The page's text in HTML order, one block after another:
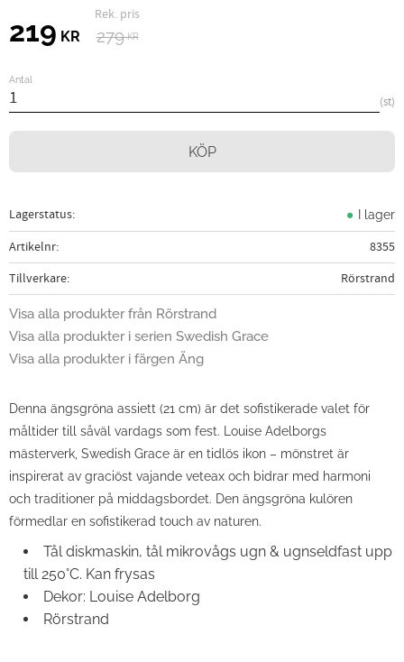
Nedsatt pris:
219 KR
Ordinarie pris:
279KR
Antal
st
KÖP
Lagerstatus I lager
Artikelnr
8355
Tillverkare
Rörstrand
Visa alla produkter från Rörstrand
Visa alla produkter i serien Swedish Grace
Visa alla produkter i färgen Äng
Denna ängsgröna assiett (21 cm) är det sofistikerade valet för
måltider till såväl vardags som fest. Louise Adelborgs
mästerverk, Swedish Grace är en tidlös ikon – mönstret är
inspirerat av graciöst vajande veteax och bidrar med harmoni
och traditioner på middagsbordet. Den ängsgröna kulören
förmedlar en sofistikerad touch av naturen.
Tål diskmaskin, tål mikrovågs ugn & ugnseldfast upp
till 250°C. Kan frysas
Dekor: Louise Adelborg
Rörstrand